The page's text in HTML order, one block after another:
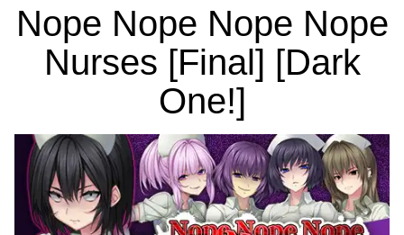
Nope Nope Nope Nope
Nurses [Final] [Dark
One!]